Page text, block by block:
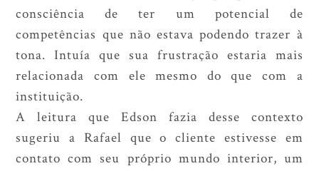
consciência de ter um potencial de
competências que não estava podendo trazer à
tona. Intuía que sua frustração estaria mais
relacionada com ele mesmo do que com a
instituição.
A leitura que Edson fazia desse contexto
sugeriu a Rafael que o cliente estivesse em
contato com seu próprio mundo interior, um